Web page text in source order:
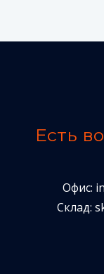
Есть
Офис:
Склад: